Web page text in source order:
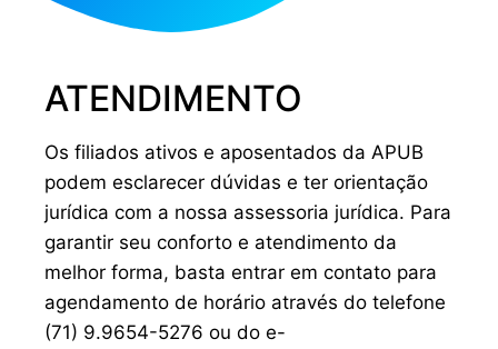
ATENDIMENTO
Os filiados ativos e aposentados da APUB
podem esclarecer dúvidas e ter orientação
jurídica com a nossa assessoria jurídica. Para
garantir seu conforto e atendimento da
melhor forma, basta entrar em contato para
agendamento de horário através do telefone
(71) 9.9654-5276 ou do e-